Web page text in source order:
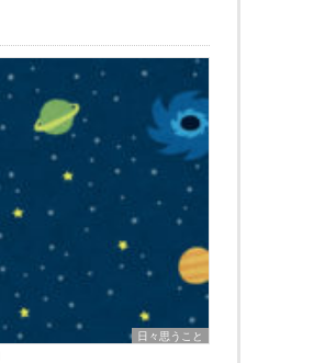
日々思うこと